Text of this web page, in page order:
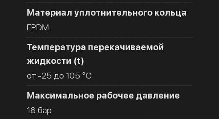
Материал уплотнительного кольца
EPDM
Температура перекачиваемой
жидкости (t)
от -25 до 105 °C
Максимальное рабочее давление
16 бар